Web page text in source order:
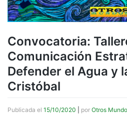
Convocatoria:
Comunicación
Defender el Agua y
Cristóbal
Publicada el 15/10/2020 por Otros